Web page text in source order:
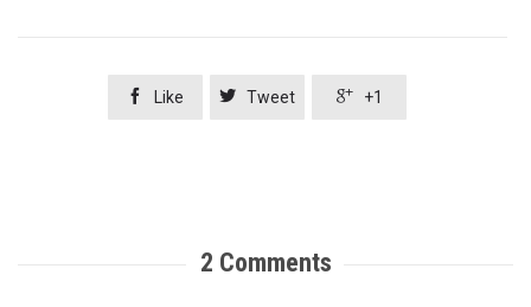
 Like  Tweet  +1
2 Comments